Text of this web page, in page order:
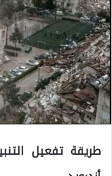
طريقة تفعيل